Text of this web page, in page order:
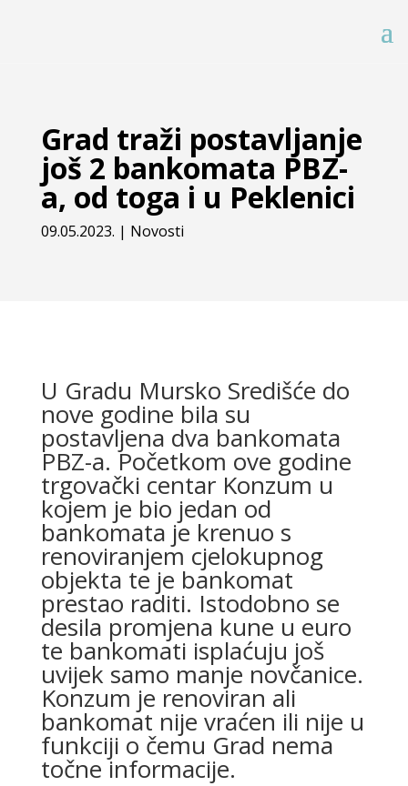
Grad traži postavljanje
još 2 bankomata PBZ-
a, od toga i u Peklenici
09.05.2023. | Novosti
U Gradu Mursko Središće do
nove godine bila su
postavljena dva bankomata
PBZ-a. Početkom ove godine
trgovački centar Konzum u
kojem je bio jedan od
bankomata je krenuo s
renoviranjem cjelokupnog
objekta te je bankomat
prestao raditi. Istodobno se
desila promjena kune u euro
te bankomati isplaćuju još
uvijek samo manje novčanice.
Konzum je renoviran ali
bankomat nije vraćen ili nije u
funkciji o čemu Grad nema
točne informacije.